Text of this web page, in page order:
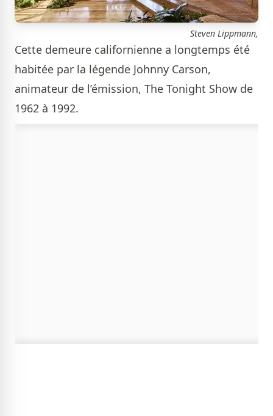
Steven Lippmann,
Cette demeure californienne a longtemps été
habitée par la légende Johnny Carson,
animateur de l’émission, The Tonight Show de
1962 à 1992.